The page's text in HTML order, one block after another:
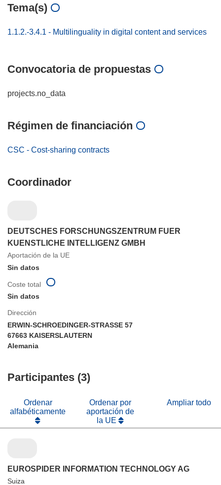
Tema(s)
1.1.2.-3.4.1 - Multilinguality in digital content and services
Convocatoria de propuestas
projects.no_data
Régimen de financiación
CSC - Cost-sharing contracts
Coordinador
DEUTSCHES FORSCHUNGSZENTRUM FUER
KUENSTLICHE INTELLIGENZ GMBH
Aportación de la UE
Sin datos
Dirección
ERWIN-SCHROEDINGER-STRASSE 57
67663 KAISERSLAUTERN
Alemania
Coste total
Sin datos
Participantes (3)
Ordenar
alfabéticamente
Ordenar por
aportación de
la UE
Ampliar todo
EUROSPIDER INFORMATION TECHNOLOGY AG
Suiza